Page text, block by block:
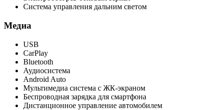
Система управления дальним светом
Медиа
USB
CarPlay
Bluetooth
Аудиосистема
Android Auto
Мультимедиа система с ЖК-экраном
Беспроводная зарядка для смартфона
Дистанционное управление автомобилем